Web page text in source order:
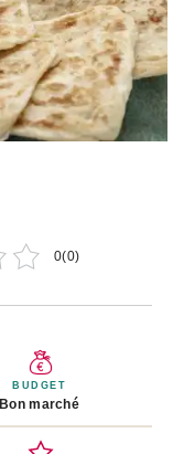
0(0)
BUDGET
Bon marché